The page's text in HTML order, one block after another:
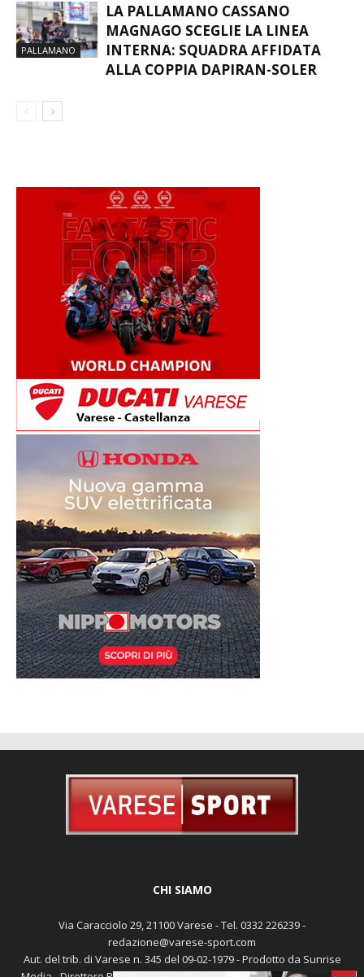
PALLAMANO
LA PALLAMANO CASSANO
MAGNAGO SCEGLIE LA LINEA
INTERNA: SQUADRA AFFIDATA
ALLA COPPIA DAPIRAN-SOLER
CHI SIAMO
Via Caracciolo 29, 21100 Varese - Tel. 0332 226239 -
redazione@varese-sport.com
Aut. del trib. di Varese n. 345 del 09-02-1979 - Prodotto da Sunrise